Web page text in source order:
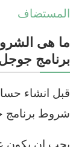
المستضاف
ما هى
برنامج
قبل انشاء
شروط